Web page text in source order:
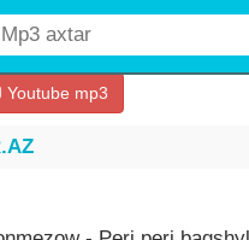
Youtube mp3